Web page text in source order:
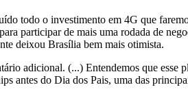
todo o investimento em 4G que
participar de mais uma rodada de
deixou Brasília bem mais otimista.
adicional. (...) Entendemos que esse
antes do Dia dos Pais, uma das